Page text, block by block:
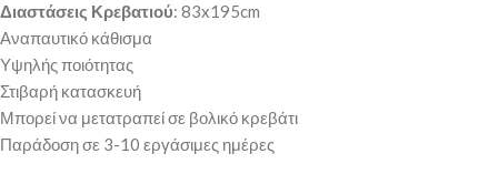
Διαστάσεις Κρεβατιού: 83x195cm
Αναπαυτικό κάθισμα
Υψηλής ποιότητας
Στιβαρή κατασκευή
Μπορεί να μετατραπεί σε βολικό κρεβάτι
Παράδοση σε 3-10 εργάσιμες ημέρες